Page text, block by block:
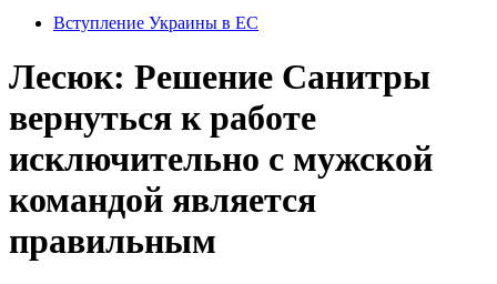
Вступление Украины в ЕС
Лесюк: Решение Санитры
вернуться к работе
исключительно с мужской
командой является
правильным